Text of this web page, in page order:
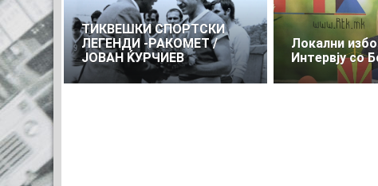
TИКВЕШКИ СПОРТСКИ
ЛЕГЕНДИ -РАКОМЕТ /
ЈОВАН ЌУРЧИЕВ
Локални
Интервју со